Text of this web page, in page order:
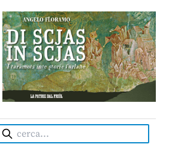
FRIULIAN MONTHLY •
Cerca: